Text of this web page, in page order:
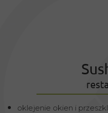
oklejenie okien i